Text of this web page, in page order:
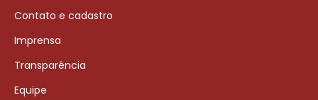
Contato e cadastro
Imprensa
Transparência
Equipe